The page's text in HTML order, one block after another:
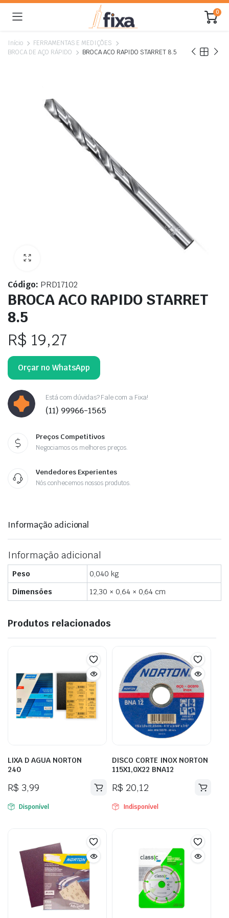
0
Início
FERRAMENTAS E MEDIÇÕES
BROCA DE AÇO RÁPIDO
BROCA ACO RAPIDO STARRET 8.5
Código: PRD17102
BROCA ACO RAPIDO STARRET
8.5
R$ 19,27
Orçar no WhatsApp
Está com dúvidas? Fale com a Fixa!
(11) 99966-1565
Preços Competitivos
Negociamos os melhores preços.
Vendedores Experientes
Nós conhecemos nossos produtos.
Informação adicional
Informação adicional
Peso
0,040 kg
Dimensões
12,30 × 0,64 × 0,64 cm
Produtos relacionados
LIXA D AGUA NORTON
240
R$ 3,99
Disponível
DISCO CORTE INOX NORTON
115X1,0X22 BNA12
R$ 20,12
Indisponível